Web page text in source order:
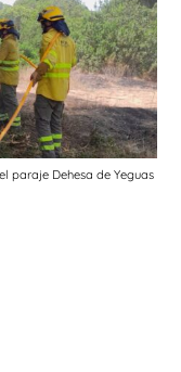
paraje Dehesa de Yeguas